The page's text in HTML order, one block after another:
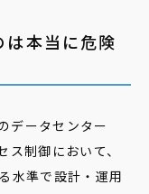
本当に危険
データセンター
制御において、
水準で設計・運用